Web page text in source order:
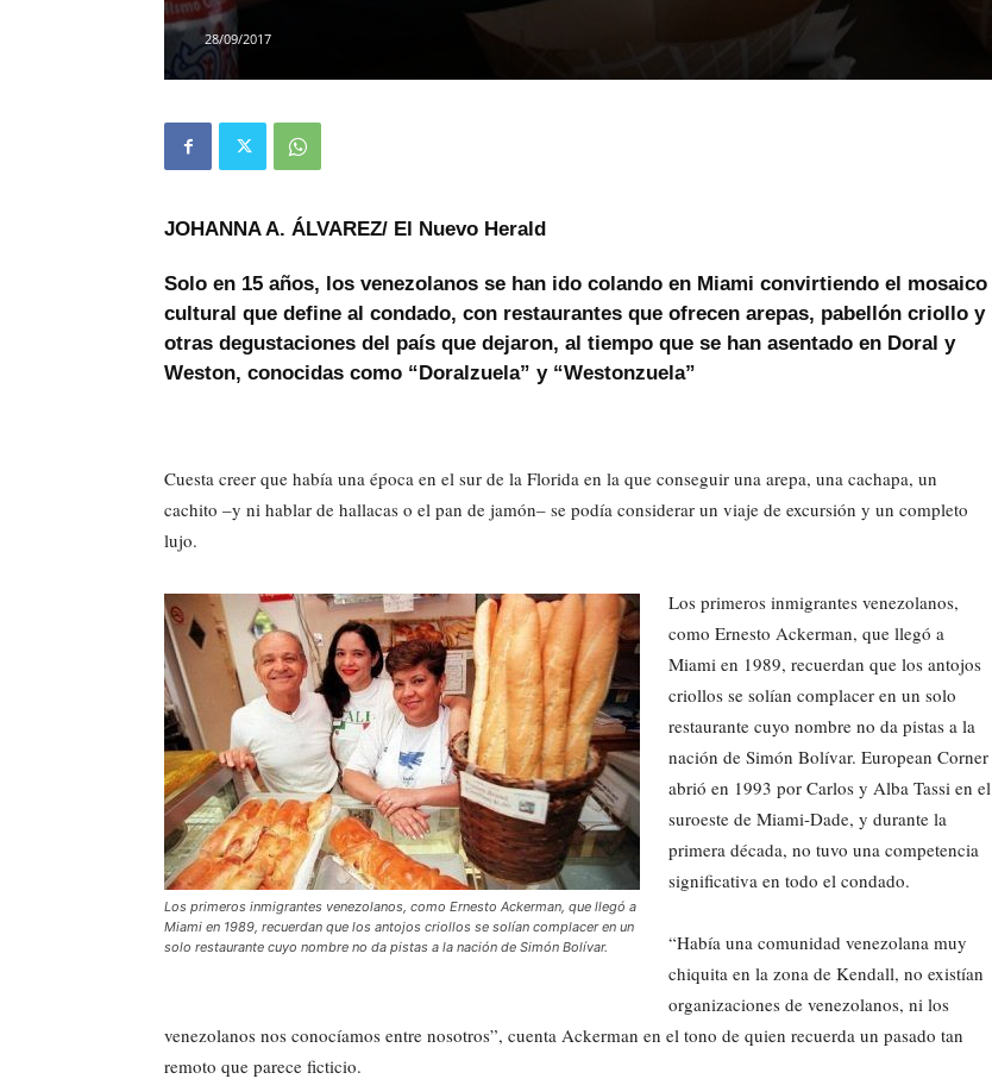
28/09/2017
JOHANNA A. ÁLVAREZ/ El Nuevo Herald
Solo en 15 años, los venezolanos se han ido colando en Miami convirtiendo el mosaico
cultural que define al condado, con restaurantes que ofrecen arepas, pabellón criollo y
otras degustaciones del país que dejaron, al tiempo que se han asentado en Doral y
Weston, conocidas como “Doralzuela” y “Westonzuela”
Cuesta creer que había una época en el sur de la Florida en la que conseguir una arepa, una cachapa, un
cachito –y ni hablar de hallacas o el pan de jamón– se podía considerar un viaje de excursión y un completo
lujo.
Los primeros inmigrantes venezolanos, como Ernesto Ackerman, que llegó a
Miami en 1989, recuerdan que los antojos criollos se solían complacer en un
solo restaurante cuyo nombre no da pistas a la nación de Simón Bolívar.
Los primeros inmigrantes venezolanos,
como Ernesto Ackerman, que llegó a
Miami en 1989, recuerdan que los antojos
criollos se solían complacer en un solo
restaurante cuyo nombre no da pistas a la
nación de Simón Bolívar. European Corner
abrió en 1993 por Carlos y Alba Tassi en el
suroeste de Miami-Dade, y durante la
primera década, no tuvo una competencia
significativa en todo el condado.
“Había una comunidad venezolana muy
chiquita en la zona de Kendall, no existían
organizaciones de venezolanos, ni los
venezolanos nos conocíamos entre nosotros”, cuenta Ackerman en el tono de quien recuerda un pasado tan
remoto que parece ficticio.